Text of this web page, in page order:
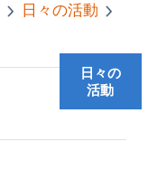
日々の活動
日々の
活動